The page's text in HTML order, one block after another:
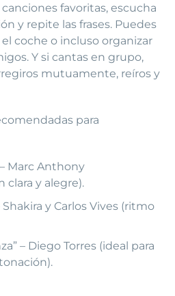
favoritas, escucha
y repite las frases. Puedes
coche o incluso organizar
Y si cantas en grupo,
mutuamente, reíros y
para
Marc Anthony
clara y alegre).
Shakira y Carlos Vives (ritmo
– Diego Torres (ideal para